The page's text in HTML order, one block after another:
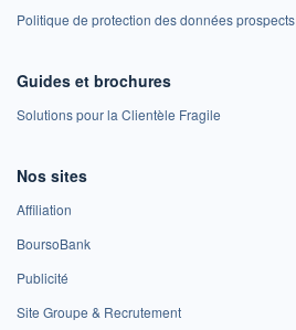
Politique de protection des données prospects
Guides et brochures
Solutions pour la Clientèle Fragile
Nos sites
Affiliation
BoursoBank
Publicité
Site Groupe & Recrutement